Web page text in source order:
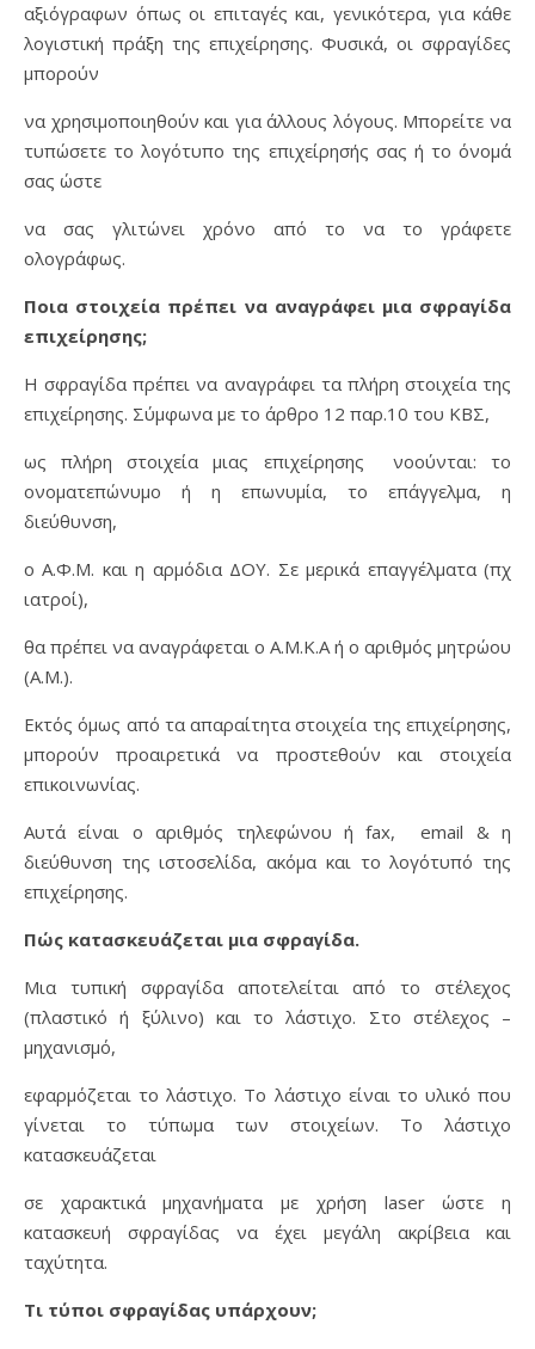
αξιόγραφων όπως οι επιταγές και, γενικότερα, για κάθε
λογιστική πράξη της επιχείρησης. Φυσικά, οι σφραγίδες
μπορούν
να χρησιμοποιηθούν και για άλλους λόγους. Μπορείτε να
τυπώσετε το λογότυπο της επιχείρησής σας ή το όνομά
σας ώστε
να σας γλιτώνει χρόνο από το να το γράφετε
ολογράφως.
Ποια στοιχεία πρέπει να αναγράφει μια σφραγίδα
επιχείρησης;
Η σφραγίδα πρέπει να αναγράφει τα πλήρη στοιχεία της
επιχείρησης. Σύμφωνα με το άρθρο 12 παρ.10 του ΚΒΣ,
ως πλήρη στοιχεία μιας επιχείρησης νοούνται: το
ονοματεπώνυμο ή η επωνυμία, το επάγγελμα, η
διεύθυνση,
ο Α.Φ.Μ. και η αρμόδια ΔΟΥ. Σε μερικά επαγγέλματα (πχ
ιατροί),
θα πρέπει να αναγράφεται ο Α.Μ.Κ.Α ή ο αριθμός μητρώου
(Α.Μ.).
Εκτός όμως από τα απαραίτητα στοιχεία της επιχείρησης,
μπορούν προαιρετικά να προστεθούν και στοιχεία
επικοινωνίας.
Αυτά είναι ο αριθμός τηλεφώνου ή fax, email & η
διεύθυνση της ιστοσελίδα, ακόμα και το λογότυπό της
επιχείρησης.
Πώς κατασκευάζεται μια σφραγίδα.
Μια τυπική σφραγίδα αποτελείται από το στέλεχος
(πλαστικό ή ξύλινο) και το λάστιχο. Στο στέλεχος –
μηχανισμό,
εφαρμόζεται το λάστιχο. Το λάστιχο είναι το υλικό που
γίνεται το τύπωμα των στοιχείων. Το λάστιχο
κατασκευάζεται
σε χαρακτικά μηχανήματα με χρήση laser ώστε η
κατασκευή σφραγίδας να έχει μεγάλη ακρίβεια και
ταχύτητα.
Τι τύποι σφραγίδας υπάρχουν;